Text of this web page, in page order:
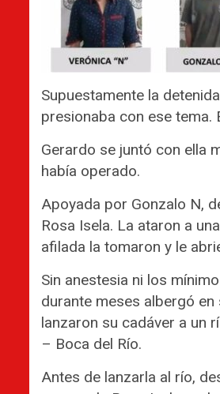
Supuestamente la
presionaba con ese tema.
Gerardo se juntó con ella
había operado.
Apoyada por Gonzalo N,
Rosa Isela. La ataron a
afilada la tomaron y le
Sin anestesia ni los
durante meses albergó
lanzaron su cadáver a un
– Boca del Río.
Antes de lanzarla al río,